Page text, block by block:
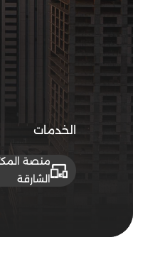
الخدمات
منصة
الشارقة